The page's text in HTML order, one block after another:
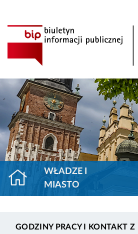
WŁADZE I
MIASTO
GODZINY PRACY I KONTAKT Z